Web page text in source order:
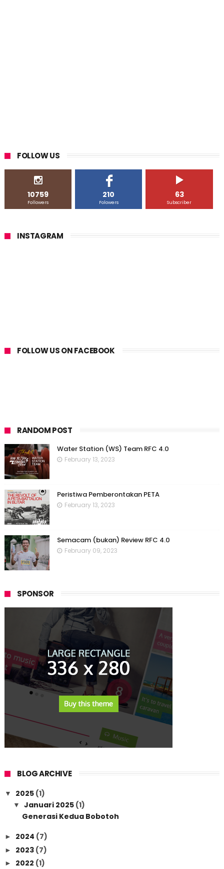
FOLLOW US
10759
Followers
210
Folowers
63
Subscriber
INSTAGRAM
FOLLOW US ON FACEBOOK
RANDOM POST
Water Station (WS) Team RFC 4.0
February 13, 2023
Peristiwa Pemberontakan PETA
February 13, 2023
Semacam (bukan) Review RFC 4.0
February 09, 2023
SPONSOR
BLOG ARCHIVE
▼ 2025 (1)
▼ Januari 2025 (1)
Generasi Kedua Bobotoh
► 2024 (7)
► 2023 (7)
► 2022 (1)